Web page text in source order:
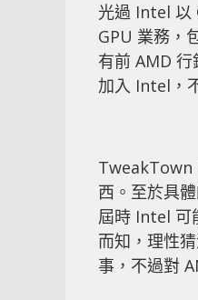
光過 Intel 以
GPU 業務，
有前 AMD
加入 Intel，
TweakTown
西。至於具
屆時 Intel 可
而知，理性
事，不過對